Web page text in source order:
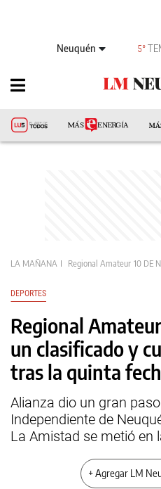
Neuquén 5°
LA MAÑANA Regional Amateur 10 DE
DEPORTES
Regional
un clasificado y
tras la quinta
Alianza dio un gran
Independiente de
La Amistad se metió en
+ Agregar LM